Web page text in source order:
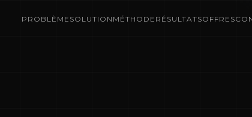
PROBLÈME SOLUTION MÉTHODE RÉSULTATSOFFRES